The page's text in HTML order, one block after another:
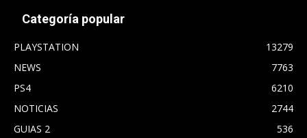
Categoría popular
PLAYSTATION
13279
NEWS
7763
PS4
6210
NOTICIAS
2744
GUIAS 2
536